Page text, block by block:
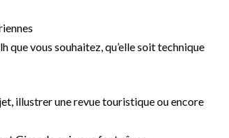
que vous souhaitez, qu’elle soit technique
illustrer une revue touristique ou encore